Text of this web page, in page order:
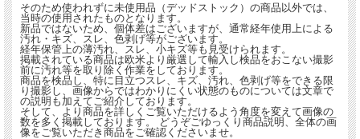
そのため使われずに未使用品（デッドストック）の商品以外では、
当時の使用されたものとなります。
新品ではないため、個体差はございますが、通常経年使用上による
汚れ・キズ、スレ、色剥げ等がございます。
経年保管上の薄汚れ、スレ、小キズ等も見受けられます。
掲載されている商品は欧米より厳選して輸入し検品をおこない撮影
前に汚れ等を取り除く作業をしております。
商品を検品し、特に目立つスレ、キズ、汚れ、色剥げ等をできる限
り撮影し、画像からではわかりにくい状態のものについては文章で
の説明も加えてご紹介しております。
そして、より商品を詳しくご覧いただけるよう角度を変えて画像の
数を多く掲載しております。 どうぞごゆっくり商品説明、全体の画
像をご覧いただき商品をご確認くださいませ。